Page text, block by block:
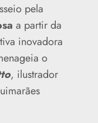
pela
a partir da
inovadora
o
, ilustrador